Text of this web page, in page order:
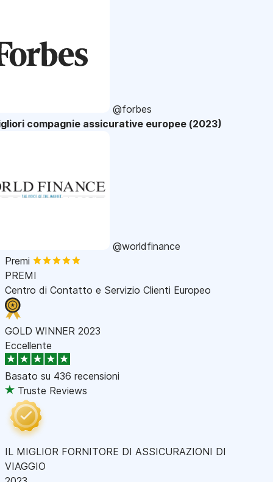
@forbes
compagnie assicurative europee (2023)
@worldfinance
Premi
PREMI
Centro di Contatto e Servizio Clienti Europeo
GOLD WINNER 2023
Eccellente
Basato su 436 recensioni
Truste Reviews
IL MIGLIOR FORNITORE DI ASSICURAZIONI DI
VIAGGIO